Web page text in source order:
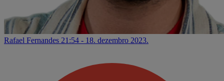
Rafael Fernandes 21:54 - 18. dezembro 2023.